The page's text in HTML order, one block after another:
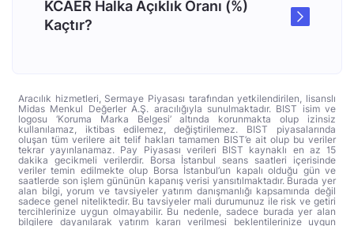
KCAER Halka Açıklık Oranı (%)
Kaçtır?
Aracılık hizmetleri, Sermaye Piyasası tarafından yetkilendirilen, lisanslı
Midas Menkul Değerler A.Ş. aracılığıyla sunulmaktadır. BIST isim ve
logosu ‘Koruma Marka Belgesi’ altında korunmakta olup izinsiz
kullanılamaz, iktibas edilemez, değiştirilemez. BIST piyasalarında
oluşan tüm verilere ait telif hakları tamamen BIST’e ait olup bu veriler
tekrar yayınlanamaz. Pay Piyasası verileri BIST kaynaklı en az 15
dakika gecikmeli verilerdir. Borsa İstanbul seans saatleri içerisinde
veriler temin edilmekte olup Borsa İstanbul’un kapalı olduğu gün ve
saatlerde son işlem gününün kapanış verisi yansıtılmaktadır. Burada yer
alan bilgi, yorum ve tavsiyeler yatırım danışmanlığı kapsamında değil
sadece genel niteliktedir. Bu tavsiyeler mali durumunuz ile risk ve getiri
tercihlerinize uygun olmayabilir. Bu nedenle, sadece burada yer alan
bilgilere dayanılarak yatırım kararı verilmesi beklentilerinize uygun